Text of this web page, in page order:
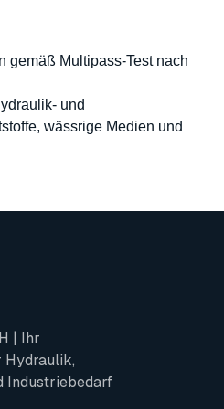
gemäß Multipass-Test nach
und
wässrige Medien und
| Ihr
Industriebedarf